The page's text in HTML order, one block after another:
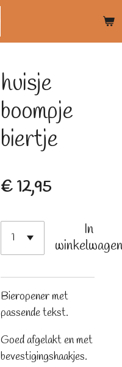
huisje
boompje
biertje
€ 12,95
In
Bieropener met
passende tekst.
Goed afgelakt en met
bevestigingshaakjes.